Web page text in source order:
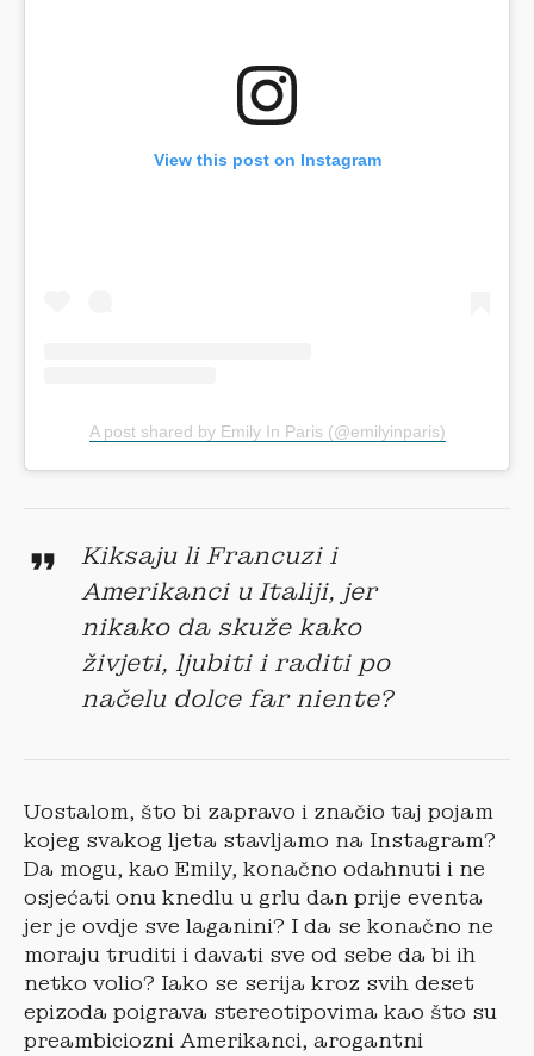
View this post on Instagram
A post shared by Emily In Paris (@emilyinparis)
Kiksaju li Francuzi i
Amerikanci u Italiji, jer
nikako da skuže kako
živjeti, ljubiti i raditi po
načelu dolce far niente?
Uostalom, što bi zapravo i značio taj pojam
kojeg svakog ljeta stavljamo na Instagram?
Da mogu, kao Emily, konačno odahnuti i ne
osjećati onu knedlu u grlu dan prije eventa
jer je ovdje sve laganini? I da se konačno ne
moraju truditi i davati sve od sebe da bi ih
netko volio? Iako se serija kroz svih deset
epizoda poigrava stereotipovima kao što su
preambiciozni Amerikanci, arogantni